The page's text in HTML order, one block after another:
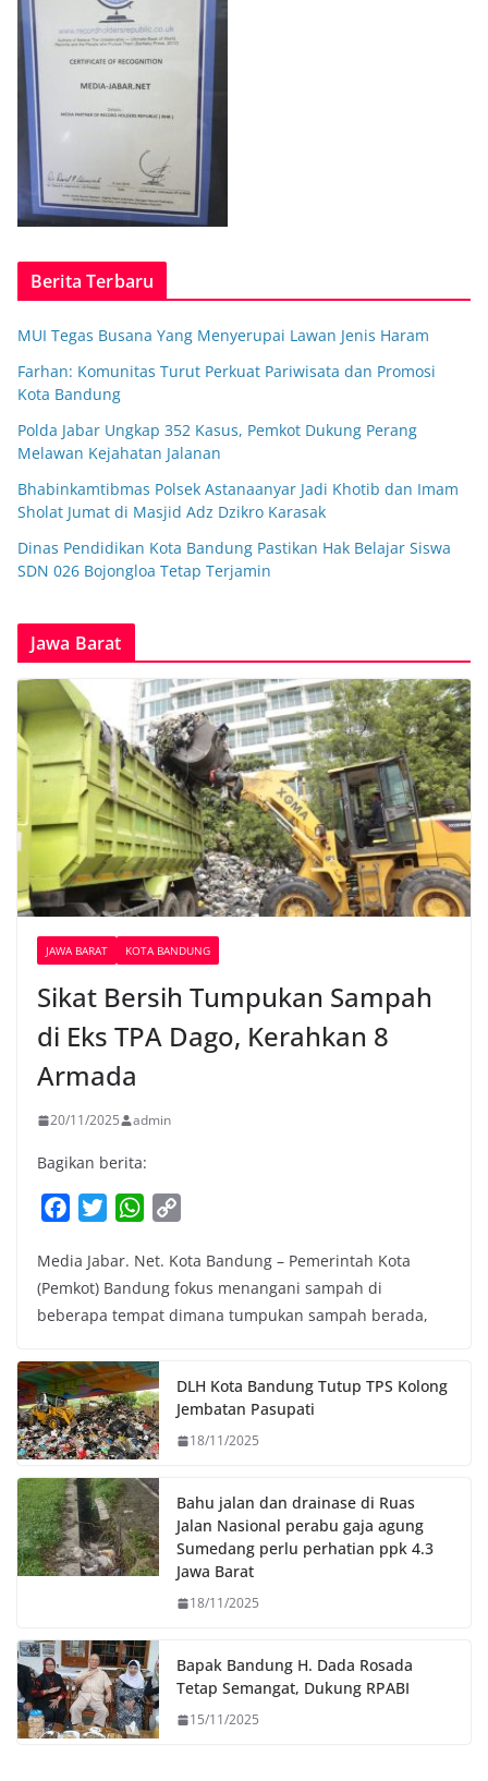
Berita Terbaru
MUI Tegas Busana Yang Menyerupai Lawan Jenis Haram
Farhan: Komunitas Turut Perkuat Pariwisata dan Promosi
Kota Bandung
Polda Jabar Ungkap 352 Kasus, Pemkot Dukung Perang
Melawan Kejahatan Jalanan
Bhabinkamtibmas Polsek Astanaanyar Jadi Khotib dan Imam
Sholat Jumat di Masjid Adz Dzikro Karasak
Dinas Pendidikan Kota Bandung Pastikan Hak Belajar Siswa
SDN 026 Bojongloa Tetap Terjamin
Jawa Barat
JAWA BARAT KOTA BANDUNG
Sikat Bersih Tumpukan Sampah
di Eks TPA Dago, Kerahkan 8
Armada
20/11/2025 admin
Bagikan berita:
c
e
b
o
k
i
t
t
r
W
a
t
s
p
p
p
y
L
n
k
Media Jabar. Net. Kota Bandung – Pemerintah Kota
(Pemkot) Bandung fokus menangani sampah di
beberapa tempat dimana tumpukan sampah berada,
DLH Kota Bandung Tutup TPS Kolong
Jembatan Pasupati
18/11/2025
Bahu jalan dan drainase di Ruas
Jalan Nasional perabu gaja agung
Sumedang perlu perhatian ppk 4.3
Jawa Barat
18/11/2025
Bapak Bandung H. Dada Rosada
Tetap Semangat, Dukung RPABI
15/11/2025